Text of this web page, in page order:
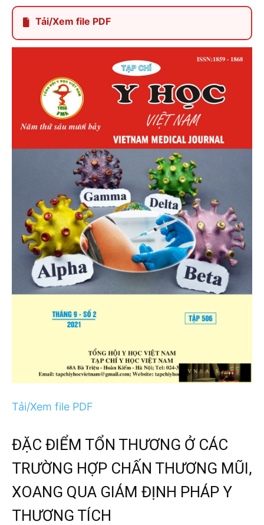
Tải/Xem file PDF
Tải/Xem file PDF
ĐẶC ĐIỂM TỔN THƯƠNG Ở CÁC
TRƯỜNG HỢP CHẤN THƯƠNG MŨI,
XOANG QUA GIÁM ĐỊNH PHÁP Y
THƯƠNG TÍCH